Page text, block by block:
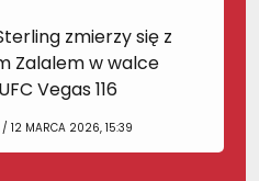
zmierzy się z
Zalalem w walce
Vegas 116
/ 12 MARCA 2026, 15:39